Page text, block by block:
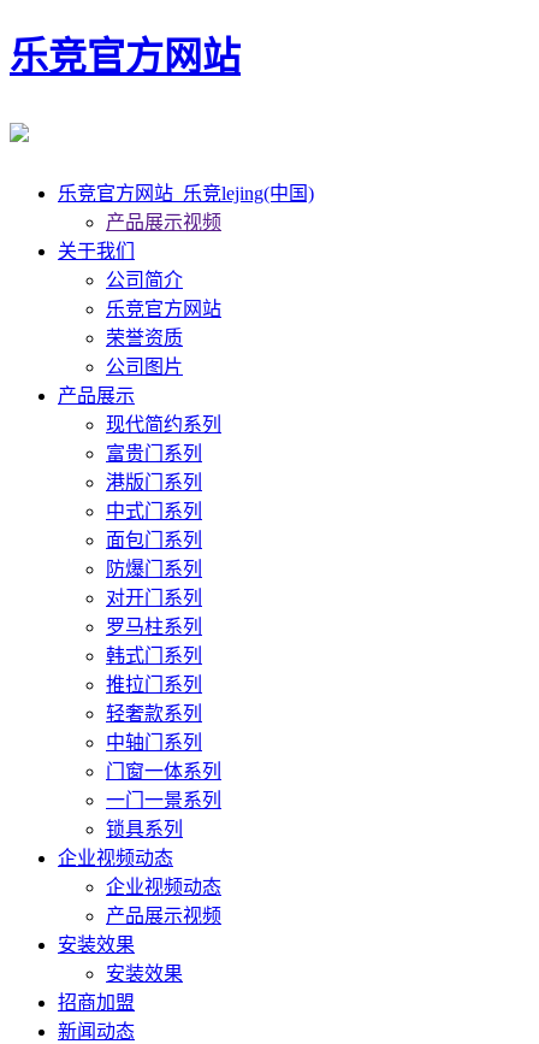
乐竞官方网站
乐竞官方网站_乐竞lejing(中国)
产品展示视频
关于我们
公司简介
乐竞官方网站
荣誉资质
公司图片
产品展示
现代简约系列
富贵门系列
港版门系列
中式门系列
面包门系列
防爆门系列
对开门系列
罗马柱系列
韩式门系列
推拉门系列
轻奢款系列
中轴门系列
门窗一体系列
一门一景系列
锁具系列
企业视频动态
企业视频动态
产品展示视频
安装效果
安装效果
招商加盟
新闻动态